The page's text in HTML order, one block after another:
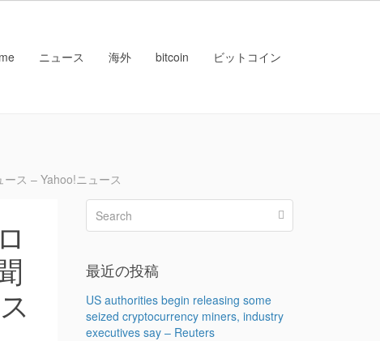
ニュース 海外 bitcoin ビットコイン
ス – Yahoo!ニュース
最近の投稿
US authorities begin releasing some
seized cryptocurrency miners, industry
executives say – Reuters